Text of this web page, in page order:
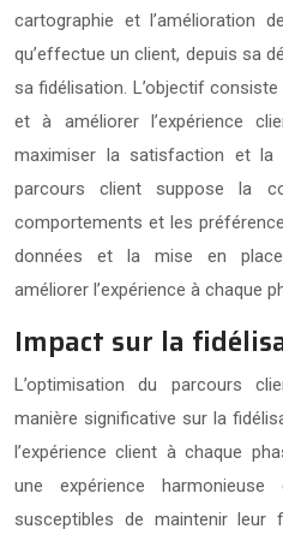
cartographie et l’amélioration
qu’effectue un client, depuis sa
sa fidélisation. L’objectif
et à améliorer l’expérience
maximiser la satisfaction et la
parcours client suppose la
comportements et les
données et la mise en
améliorer l’expérience à chaque
Impact sur la
L’optimisation du parcours
manière significative sur la
l’expérience client à chaque
une expérience
susceptibles de maintenir